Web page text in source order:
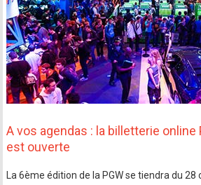
A vos agendas : la billetterie online
est ouverte
La 6ème édition de la PGW se tiendra du